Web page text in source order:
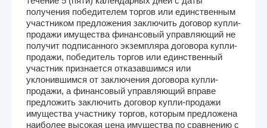
получения победителем торгов или единственным
участником предложения заключить договор купли-
продажи имущества финансовый управляющий не
получит подписанного экземпляра договора купли-
продажи, победитель торгов или единственный
участник признается отказавшимся или
уклонившимся от заключения договора купли-
продажи, а финансовый управляющий вправе
предложить заключить договор купли-продажи
имущества участнику торгов, которым предложена
наиболее высокая цена имущества по сравнению с